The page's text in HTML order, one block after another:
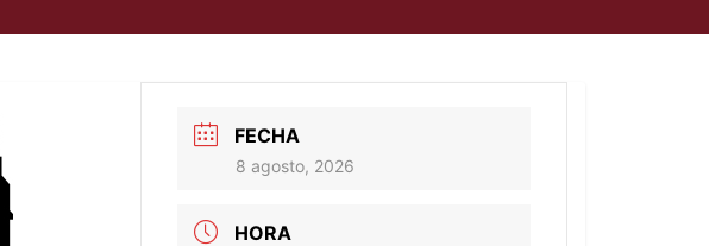
FECHA
8 agosto, 2026
HORA